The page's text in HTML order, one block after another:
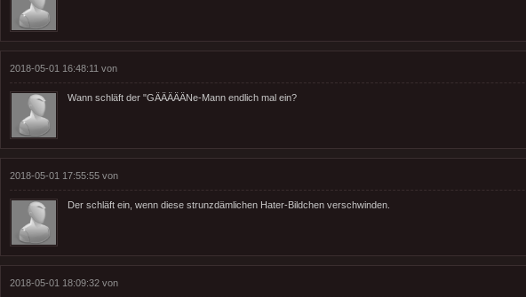
2018-05-01 16:48:11 von
Wann schläft der "GÄÄÄÄÄNe-Mann endlich mal ein?
2018-05-01 17:55:55 von
Der schläft ein, wenn diese strunzdämlichen Hater-Bildchen verschwinden.
2018-05-01 18:09:32 von